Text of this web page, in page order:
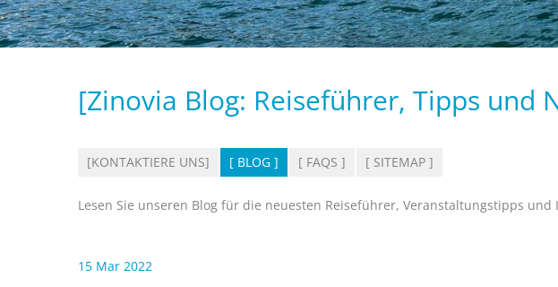
[Zinovia Blog: Reiseführer, Tipps und
[KONTAKTIERE UNS] [ BLOG ] [ FAQS ] [ SITEMAP ]
Lesen Sie unseren Blog für die neuesten Reiseführer, Veranstaltungstipps
15 Mar 2022